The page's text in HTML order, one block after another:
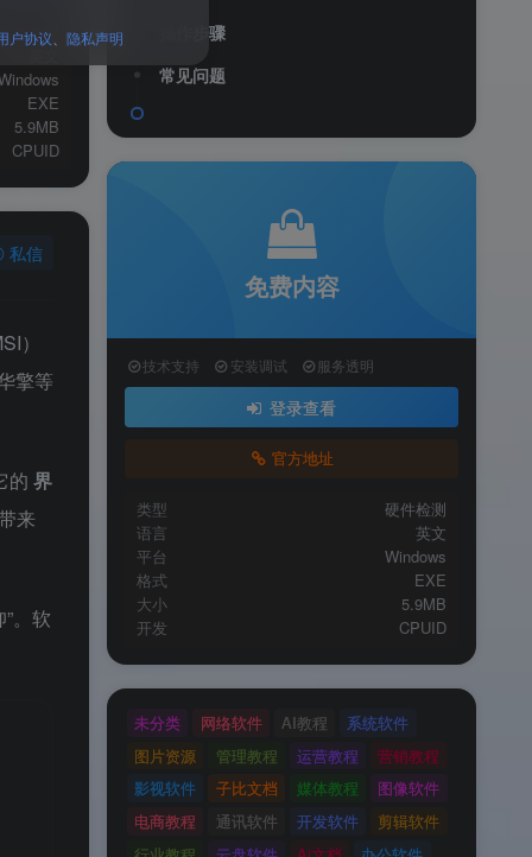
件检测
EXE
5.9MB
CPUID
私信
）
擎等
的 界
来
。软
操作步骤
常见问题
免费内容
技术支持 安装调试 服务透明
登录查看
官方地址
类型
硬件检测
语言
英文
平台
Windows
格式
EXE
大小
5.9MB
开发
CPUID
未分类 网络软件 AI教程
系统软件
图片资源
管理教程 运营教程
营销教程
影视软件
子比文档 媒体教程
图像软件
电商教程
通讯软件 开发软件
剪辑软件
户协议 隐私声明